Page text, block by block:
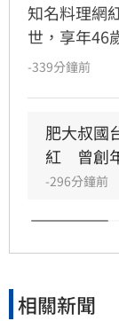
知名料理網
世，享年46
教學及堅持
讓網友鼻
業，高強
感謝他作
管確切死
精神，將永
-339分鐘前
肥大叔國
紅　曾創
-296分鐘前
相關新聞